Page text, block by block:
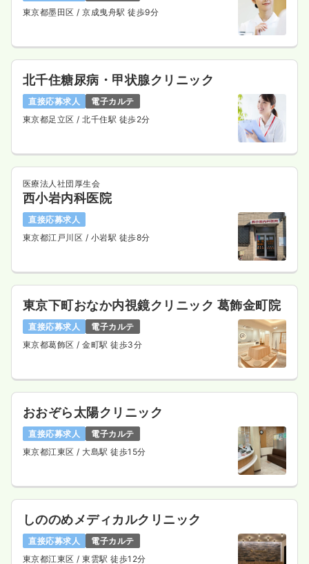
東京都墨田区 / 京成曳舟駅 徒歩9分
北千住糖尿病・甲状腺クリニック
直接応募求人
電子カルテ
東京都足立区 / 北千住駅 徒歩2分
医療法人社団厚生会
西小岩内科医院
直接応募求人
東京都江戸川区 / 小岩駅 徒歩8分
東京下町おなか内視鏡クリニック 葛飾金町院
直接応募求人
電子カルテ
東京都葛飾区 / 金町駅 徒歩3分
おおぞら太陽クリニック
直接応募求人
電子カルテ
東京都江東区 / 大島駅 徒歩15分
しののめメディカルクリニック
直接応募求人
電子カルテ
東京都江東区 / 東雲駅 徒歩12分